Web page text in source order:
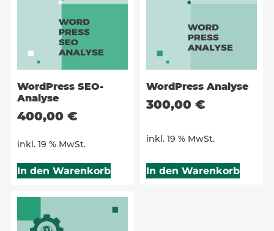
WordPress SEO-
Analyse
400,00 €
inkl. 19 % MwSt.
In den Warenkorb
WordPress Analyse
300,00 €
inkl. 19 % MwSt.
In den Warenkorb